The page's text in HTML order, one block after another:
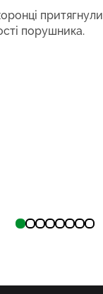
притягнули
порушника.